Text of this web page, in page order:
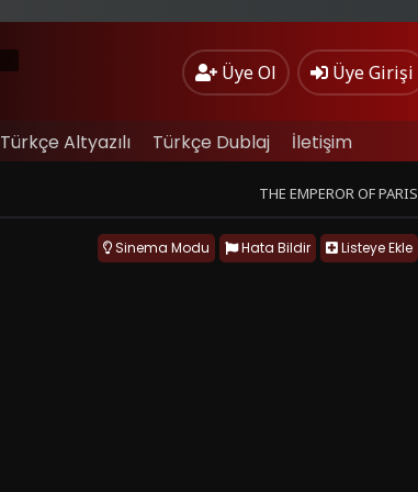
Üye Ol Üye Girişi
Türkçe Altyazılı Türkçe Dublaj
İletişim
THE EMPEROR OF PARIS
Listeye Ekle
Hata Bildir
Sinema Modu